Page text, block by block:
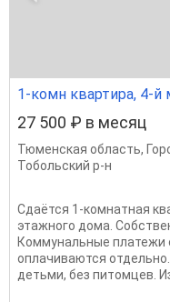
1-комн квартира, 4-й
27 500 ₽ в месяц
Тюменская область,
Тобольский р-н
Сдаётся 1-комнатная
этажного дома.
Коммунальные платежи
оплачиваются
детьми, без питомцев. Из